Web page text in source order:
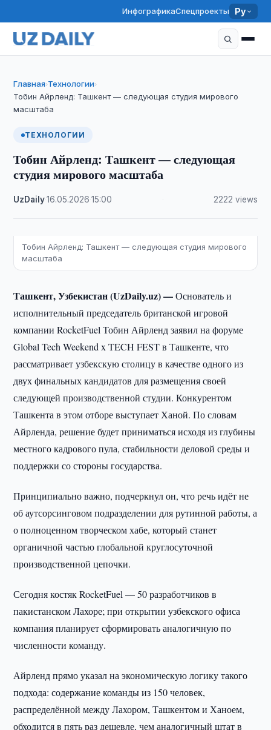
ИнфографикаСпецпроекты Ру
Главная›Технологии›
Тобин Айрленд: Ташкент — следующая студия мирового
масштаба
ТЕХНОЛОГИИ
Тобин Айрленд: Ташкент — следующая
студия мирового масштаба
UzDaily·16.05.2026 ·15:00 2222 views
Тобин Айрленд: Ташкент — следующая студия мирового
масштаба
Ташкент, Узбекистан (UzDaily.uz) —Основатель и
исполнительный председатель британской игровой
компании RocketFuel Тобин Айрленд заявил на форуме
Global Tech Weekend x TECH FEST в Ташкенте, что
рассматривает узбекскую столицу в качестве одного из
двух финальных кандидатов для размещения своей
следующей производственной студии. Конкурентом
Ташкента в этом отборе выступает Ханой. По словам
Айрленда, решение будет приниматься исходя из глубины
местного кадрового пула, стабильности деловой среды и
поддержки со стороны государства.
Принципиально важно, подчеркнул он, что речь идёт не
об аутсорсинговом подразделении для рутинной работы, а
о полноценном творческом хабе, который станет
органичной частью глобальной круглосуточной
производственной цепочки.
Сегодня костяк RocketFuel — 50 разработчиков в
пакистанском Лахоре; при открытии узбекского офиса
компания планирует сформировать аналогичную по
численности команду.
Айрленд прямо указал на экономическую логику такого
подхода: содержание команды из 150 человек,
распределённой между Лахором, Ташкентом и Ханоем,
обходится в пять раз дешевле, чем аналогичный штат в